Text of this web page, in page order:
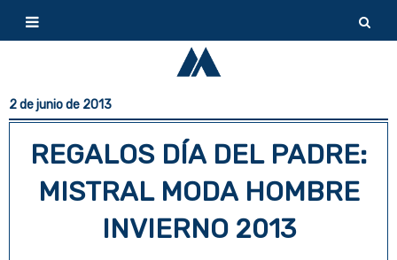
2 de junio de 2013
REGALOS DÍA DEL PADRE:
MISTRAL MODA HOMBRE
INVIERNO 2013